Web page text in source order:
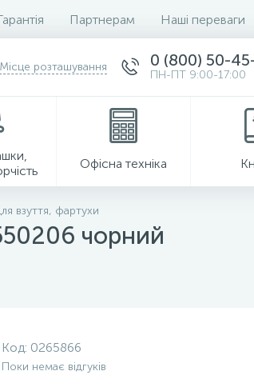
Партнерам Наші переваги
Місце розташування 0 (800) 50-
ПН-ПТ 9:00-17:00
Офісна техніка
Господарські товари
взуття, фартухи
чорний
Код: 0265866
Поки немає відгуків